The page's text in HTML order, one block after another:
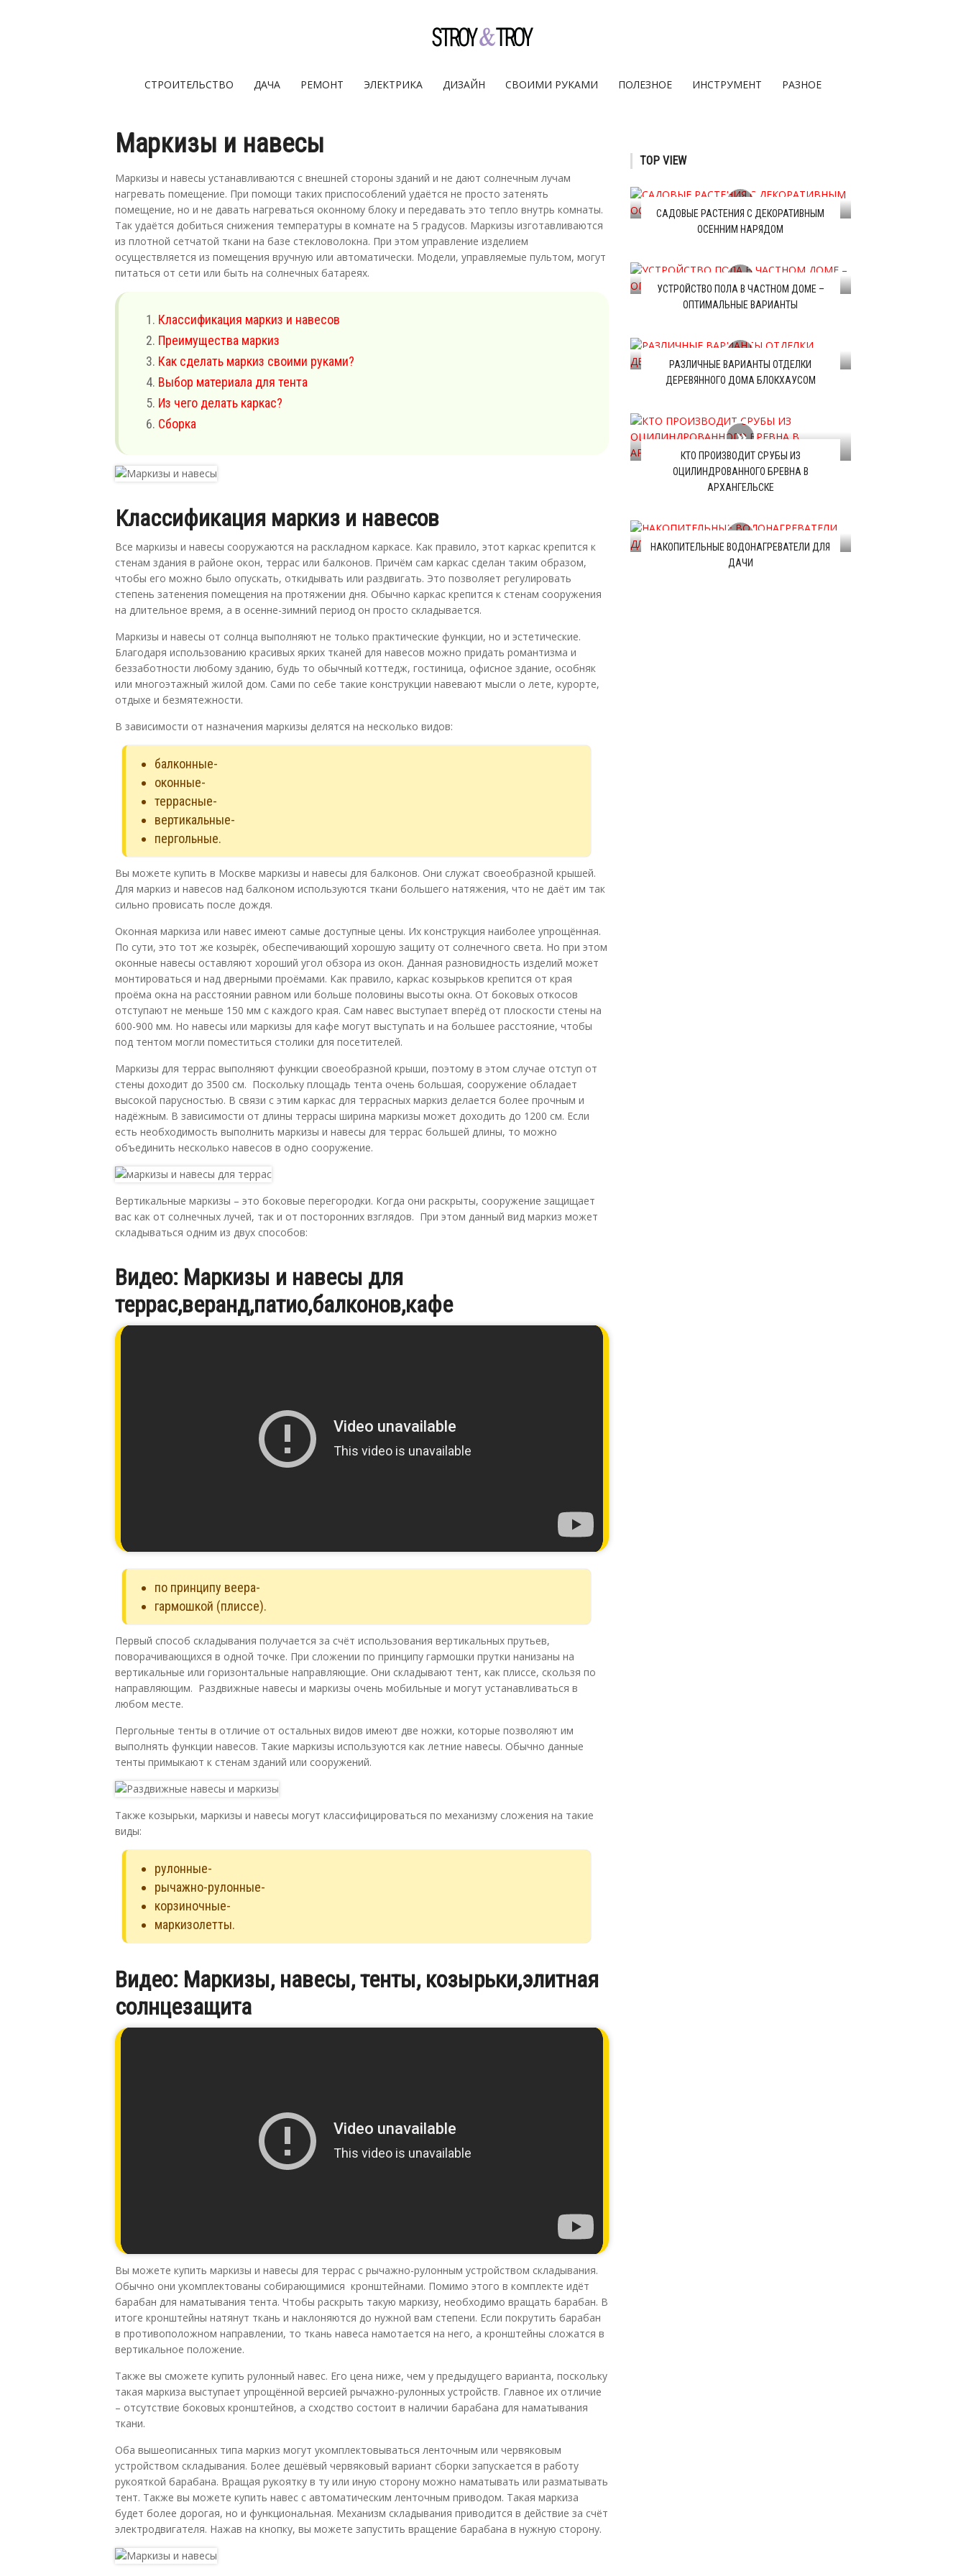
СТРОИТЕЛЬСТВО ДАЧА РЕМОНТ ЭЛЕКТРИКА ДИЗАЙН СВОИМИ РУКАМИ ПОЛЕЗНОЕ ИНСТРУМЕНТ РАЗНОЕ
Маркизы и навесы
Маркизы и навесы устанавливаются с внешней стороны зданий и не дают солнечным лучам
нагревать помещение. При помощи таких приспособлений удаётся не просто затенять
помещение, но и не давать нагреваться оконному блоку и передавать это тепло внутрь комнаты.
Так удаётся добиться снижения температуры в комнате на 5 градусов. Маркизы изготавливаются
из плотной сетчатой ткани на базе стекловолокна. При этом управление изделием
осуществляется из помещения вручную или автоматически. Модели, управляемые пультом, могут
питаться от сети или быть на солнечных батареях.
Классификация маркиз и навесов
Преимущества маркиз
Как сделать маркиз своими руками?
Выбор материала для тента
Из чего делать каркас?
Сборка
Классификация маркиз и навесов
Все маркизы и навесы сооружаются на раскладном каркасе. Как правило, этот каркас крепится к
стенам здания в районе окон, террас или балконов. Причём сам каркас сделан таким образом,
чтобы его можно было опускать, откидывать или раздвигать. Это позволяет регулировать
степень затенения помещения на протяжении дня. Обычно каркас крепится к стенам сооружения
на длительное время, а в осенне-зимний период он просто складывается.
Маркизы и навесы от солнца выполняют не только практические функции, но и эстетические.
Благодаря использованию красивых ярких тканей для навесов можно придать романтизма и
беззаботности любому зданию, будь то обычный коттедж, гостиница, офисное здание, особняк
или многоэтажный жилой дом. Сами по себе такие конструкции навевают мысли о лете, курорте,
отдыхе и безмятежности.
В зависимости от назначения маркизы делятся на несколько видов:
балконные-
оконные-
террасные-
вертикальные-
пергольные.
Вы можете купить в Москве маркизы и навесы для балконов. Они служат своеобразной крышей.
Для маркиз и навесов над балконом используются ткани большего натяжения, что не даёт им так
сильно провисать после дождя.
Оконная маркиза или навес имеют самые доступные цены. Их конструкция наиболее упрощённая.
По сути, это тот же козырёк, обеспечивающий хорошую защиту от солнечного света. Но при этом
оконные навесы оставляют хороший угол обзора из окон. Данная разновидность изделий может
монтироваться и над дверными проёмами. Как правило, каркас козырьков крепится от края
проёма окна на расстоянии равном или больше половины высоты окна. От боковых откосов
отступают не меньше 150 мм с каждого края. Сам навес выступает вперёд от плоскости стены на
600-900 мм. Но навесы или маркизы для кафе могут выступать и на большее расстояние, чтобы
под тентом могли поместиться столики для посетителей.
Маркизы для террас выполняют функции своеобразной крыши, поэтому в этом случае отступ от
стены доходит до 3500 см. Поскольку площадь тента очень большая, сооружение обладает
высокой парусностью. В связи с этим каркас для террасных маркиз делается более прочным и
надёжным. В зависимости от длины террасы ширина маркизы может доходить до 1200 см. Если
есть необходимость выполнить маркизы и навесы для террас большей длины, то можно
объединить несколько навесов в одно сооружение.
Вертикальные маркизы – это боковые перегородки. Когда они раскрыты, сооружение защищает
вас как от солнечных лучей, так и от посторонних взглядов. При этом данный вид маркиз может
складываться одним из двух способов:
Видео: Маркизы и навесы для
террас,веранд,патио,балконов,кафе
по принципу веера-
гармошкой (плиссе).
Первый способ складывания получается за счёт использования вертикальных прутьев,
поворачивающихся в одной точке. При сложении по принципу гармошки прутки нанизаны на
вертикальные или горизонтальные направляющие. Они складывают тент, как плиссе, скользя по
направляющим. Раздвижные навесы и маркизы очень мобильные и могут устанавливаться в
любом месте.
Пергольные тенты в отличие от остальных видов имеют две ножки, которые позволяют им
выполнять функции навесов. Такие маркизы используются как летние навесы. Обычно данные
тенты примыкают к стенам зданий или сооружений.
Также козырьки, маркизы и навесы могут классифицироваться по механизму сложения на такие
виды:
рулонные-
рычажно-рулонные-
корзиночные-
маркизолетты.
Видео: Маркизы, навесы, тенты, козырьки,элитная
солнцезащита
Вы можете купить маркизы и навесы для террас с рычажно-рулонным устройством складывания.
Обычно они укомплектованы собирающимися кронштейнами. Помимо этого в комплекте идёт
барабан для наматывания тента. Чтобы раскрыть такую маркизу, необходимо вращать барабан. В
итоге кронштейны натянут ткань и наклоняются до нужной вам степени. Если покрутить барабан
в противоположном направлении, то ткань навеса намотается на него, а кронштейны сложатся в
вертикальное положение.
Также вы сможете купить рулонный навес. Его цена ниже, чем у предыдущего варианта, поскольку
такая маркиза выступает упрощённой версией рычажно-рулонных устройств. Главное их отличие
– отсутствие боковых кронштейнов, а сходство состоит в наличии барабана для наматывания
ткани.
Оба вышеописанных типа маркиз могут укомплектовываться ленточным или червяковым
устройством складывания. Более дешёвый червяковый вариант сборки запускается в работу
рукояткой барабана. Вращая рукоятку в ту или иную сторону можно наматывать или разматывать
тент. Также вы можете купить навес с автоматическим ленточным приводом. Такая маркиза
будет более дорогая, но и функциональная. Механизм складывания приводится в действие за счёт
электродвигателя. Нажав на кнопку, вы можете запустить вращение барабана в нужную сторону.
TOP VIEW
САДОВЫЕ РАСТЕНИЯ С ДЕКОРАТИВНЫМ
ОСЕННИМ НАРЯДОМ
УСТРОЙСТВО ПОЛА В ЧАСТНОМ ДОМЕ –
ОПТИМАЛЬНЫЕ ВАРИАНТЫ
РАЗЛИЧНЫЕ ВАРИАНТЫ ОТДЕЛКИ
ДЕРЕВЯННОГО ДОМА БЛОКХАУСОМ
КТО ПРОИЗВОДИТ СРУБЫ ИЗ
ОЦИЛИНДРОВАННОГО БРЕВНА В
АРХАНГЕЛЬСКЕ
НАКОПИТЕЛЬНЫЕ ВОДОНАГРЕВАТЕЛИ ДЛЯ
ДАЧИ